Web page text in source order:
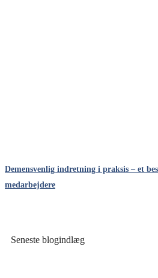
Demensvenlig indretning i praksis – et
medarbejdere
Seneste blogindlæg